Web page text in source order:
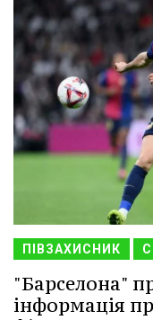
ПІВЗАХИСНИК
"Барселона"
інформація